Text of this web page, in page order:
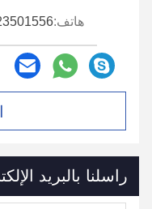
هاتف:
راسلنا بالبريد